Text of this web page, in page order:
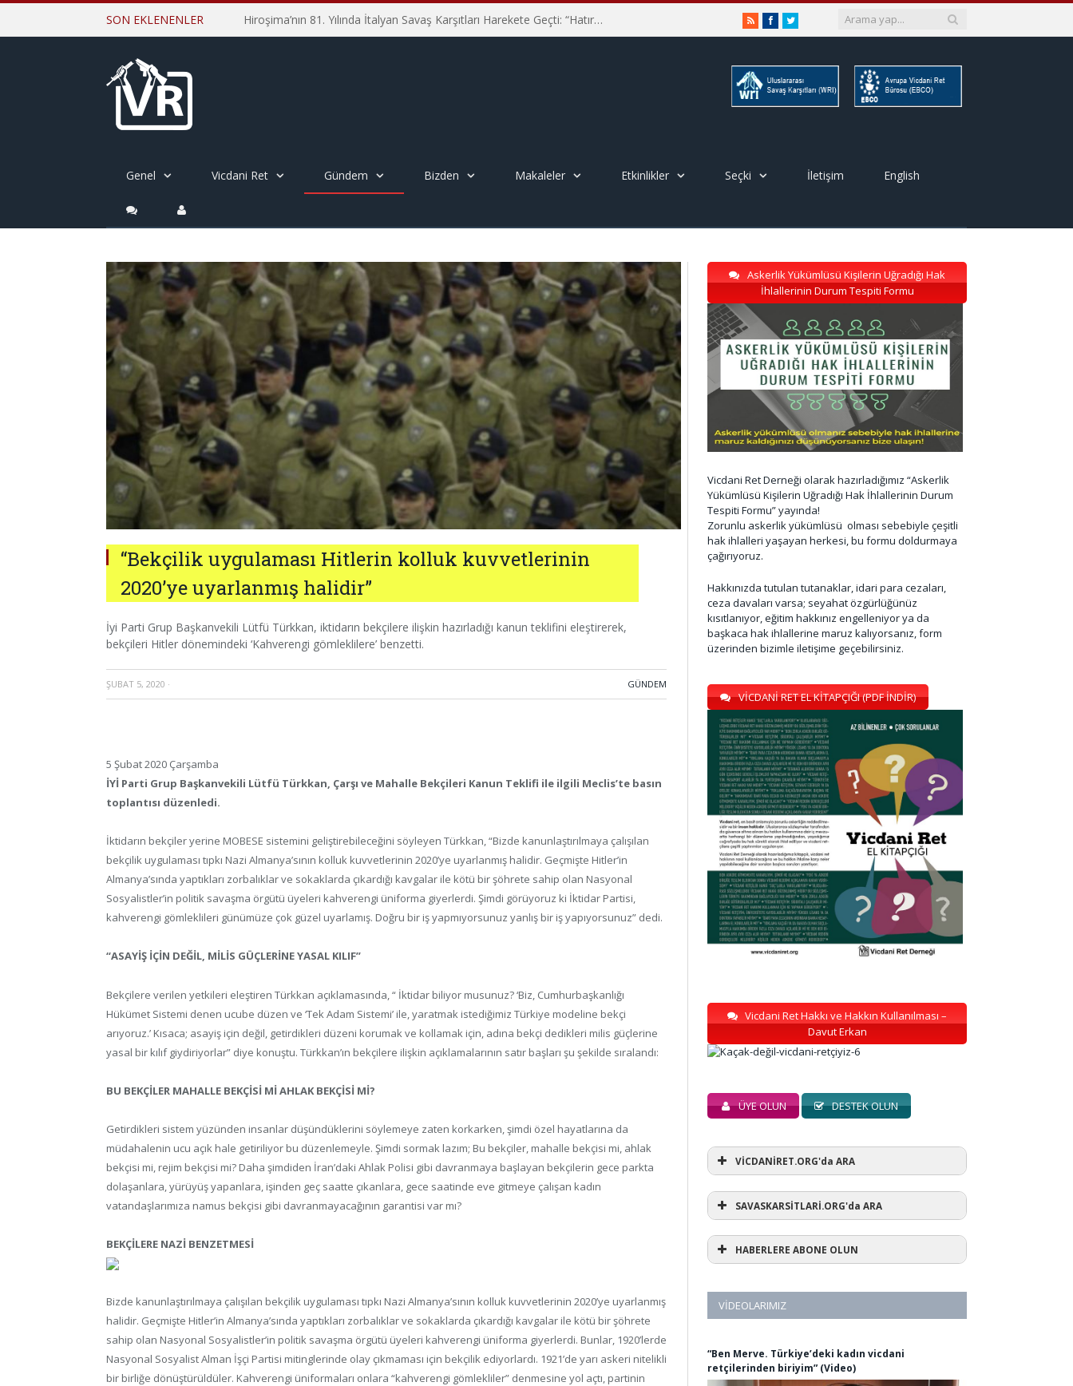
SON EKLENENLER Hiroşima’nın 81. Yılında İtalyan Savaş Karşıtları Harekete Geçti: “Hatırlamak yeterli değil” RSSFacebookTwitter
Genel Vicdani Ret Gündem Bizden Makaleler Etkinlikler Seçki İletişim English
“Bekçilik uygulaması Hitlerin kolluk kuvvetlerinin
2020’ye uyarlanmış halidir”
İyi Parti Grup Başkanvekili Lütfü Türkkan, iktidarın bekçilere ilişkin hazırladığı kanun teklifini eleştirerek,
bekçileri Hitler dönemindeki ‘Kahverengi gömleklilere’ benzetti.
ŞUBAT 5, 2020 · GÜNDEM
5 Şubat 2020 Çarşamba
İYİ Parti Grup Başkanvekili Lütfü Türkkan, Çarşı ve Mahalle Bekçileri Kanun Teklifi ile ilgili Meclis’te basın
toplantısı düzenledi.
İktidarın bekçiler yerine MOBESE sistemini geliştirebileceğini söyleyen Türkkan, “Bizde kanunlaştırılmaya çalışılan
bekçilik uygulaması tıpkı Nazi Almanya’sının kolluk kuvvetlerinin 2020’ye uyarlanmış halidir. Geçmişte Hitler’in
Almanya’sında yaptıkları zorbalıklar ve sokaklarda çıkardığı kavgalar ile kötü bir şöhrete sahip olan Nasyonal
Sosyalistler’in politik savaşma örgütü üyeleri kahverengi üniforma giyerlerdi. Şimdi görüyoruz ki İktidar Partisi,
kahverengi gömleklileri günümüze çok güzel uyarlamış. Doğru bir iş yapmıyorsunuz yanlış bir iş yapıyorsunuz” dedi.
“ASAYİŞ İÇİN DEĞİL, MİLİS GÜÇLERİNE YASAL KILIF”
Bekçilere verilen yetkileri eleştiren Türkkan açıklamasında, “ İktidar biliyor musunuz? ‘Biz, Cumhurbaşkanlığı
Hükümet Sistemi denen ucube düzen ve ‘Tek Adam Sistemi’ ile, yaratmak istediğimiz Türkiye modeline bekçi
arıyoruz.’ Kısaca; asayiş için değil, getirdikleri düzeni korumak ve kollamak için, adına bekçi dedikleri milis güçlerine
yasal bir kılıf giydiriyorlar” diye konuştu. Türkkan’ın bekçilere ilişkin açıklamalarının satır başları şu şekilde sıralandı:
BU BEKÇİLER MAHALLE BEKÇİSİ Mİ AHLAK BEKÇİSİ Mİ?
Getirdikleri sistem yüzünden insanlar düşündüklerini söylemeye zaten korkarken, şimdi özel hayatlarına da
müdahalenin ucu açık hale getiriliyor bu düzenlemeyle. Şimdi sormak lazım; Bu bekçiler, mahalle bekçisi mi, ahlak
bekçisi mi, rejim bekçisi mi? Daha şimdiden İran’daki Ahlak Polisi gibi davranmaya başlayan bekçilerin gece parkta
dolaşanlara, yürüyüş yapanlara, işinden geç saatte çıkanlara, gece saatinde eve gitmeye çalışan kadın
vatandaşlarımıza namus bekçisi gibi davranmayacağının garantisi var mı?
BEKÇİLERE NAZİ BENZETMESİ
Bizde kanunlaştırılmaya çalışılan bekçilik uygulaması tıpkı Nazi Almanya’sının kolluk kuvvetlerinin 2020’ye uyarlanmış
halidir. Geçmişte Hitler’in Almanya’sında yaptıkları zorbalıklar ve sokaklarda çıkardığı kavgalar ile kötü bir şöhrete
sahip olan Nasyonal Sosyalistler’in politik savaşma örgütü üyeleri kahverengi üniforma giyerlerdi. Bunlar, 1920’lerde
Nasyonal Sosyalist Alman İşçi Partisi mitinglerinde olay çıkmaması için bekçilik ediyorlardı. 1921’de yarı askeri nitelikli
bir birliğe dönüştürüldüler. Kahverengi üniformaları onlara “kahverengi gömlekliler” denmesine yol açtı, partinin
Askerlik Yükümlüsü Kişilerin Uğradığı Hak
İhlallerinin Durum Tespiti Formu
Vicdani Ret Derneği olarak hazırladığımız “Askerlik
Yükümlüsü Kişilerin Uğradığı Hak İhlallerinin Durum
Tespiti Formu” yayında!
Zorunlu askerlik yükümlüsü olması sebebiyle çeşitli
hak ihlalleri yaşayan herkesi, bu formu doldurmaya
çağırıyoruz.
Hakkınızda tutulan tutanaklar, idari para cezaları,
ceza davaları varsa; seyahat özgürlüğünüz
kısıtlanıyor, eğitim hakkınız engelleniyor ya da
başkaca hak ihlallerine maruz kalıyorsanız, form
üzerinden bizimle iletişime geçebilirsiniz.
VİCDANİ RET EL KİTAPÇIĞI (PDF İNDİR)
Vicdani Ret Hakkı ve Hakkın Kullanılması –
Davut Erkan
ÜYE OLUN DESTEK OLUN
VİCDANİRET.ORG'da ARA
SAVASKARSİTLARİ.ORG'da ARA
HABERLERE ABONE OLUN
VIDEOLARIMIZ
“Ben Merve. Türkiye’deki kadın vicdani
retçilerinden biriyim” (Video)